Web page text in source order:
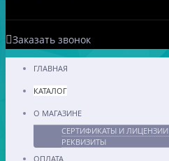
Заказать звонок
ГЛАВНАЯ
КАТАЛОГ
О МАГАЗИНЕ
СЕРТИФИКАТЫ И ЛИЦЕНЗИИ
РЕКВИЗИТЫ
ОПЛАТА